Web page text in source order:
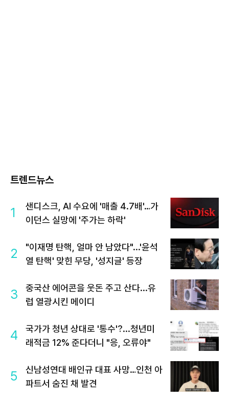
트렌드뉴스
1
샌디스크, AI 수요에 '매출 4.7배'…가
이던스 실망에 '주가는 하락'
2
"이재명 탄핵, 얼마 안 남았다"...'윤석
열 탄핵' 맞힌 무당, '성지글' 등장
3
중국산 에어콘을 웃돈 주고 산다...유
럽 열광시킨 메이디
4
국가가 청년 상대로 '통수'?...청년미
래적금 12% 준다더니 "응, 오류야"
5
신남성연대 배인규 대표 사망…인천 아
파트서 숨진 채 발견